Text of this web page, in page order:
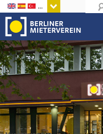
Sprachen